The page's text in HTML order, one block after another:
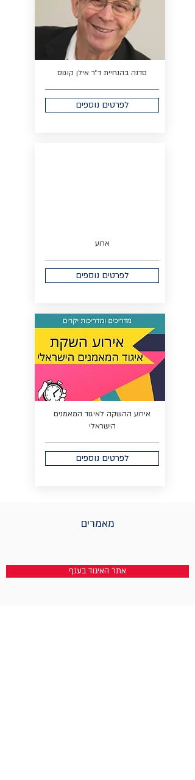
סדנה בהנחיית ד״ר אילן קוגוס
לפרטים נוספים
ארוע
לפרטים נוספים
אירוע ההשקה לאיגוד המאמנים
הישראלי
לפרטים נוספים
מאמרים
אתר האיגוד בענף